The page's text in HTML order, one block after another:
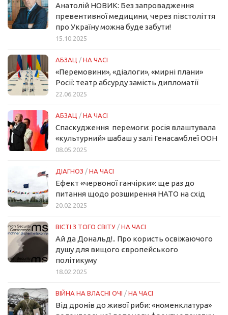
Анатолій НОВИК: Без запровадження
превентивної медицини, через півстоліття
про Україну можна буде забути!
15.10.2025
АБЗАЦ / НА ЧАСІ
«Перемовини», «діалоги», «мирні плани»
Росії: театр абсурду замість дипломатії
22.06.2025
АБЗАЦ / НА ЧАСІ
Спаскудження перемоги: росія влаштувала
«культурний» шабаш у залі Генасамблеї ООН
08.05.2025
ДІАГНОЗ / НА ЧАСІ
Ефект «червоної ганчірки»: ще раз до
питання щодо розширення НАТО на схід
20.02.2025
ВІСТІ З ТОГО СВІТУ / НА ЧАСІ
Ай да Дональд!.. Про користь освіжаючого
душу для вищого європейського
політикуму
18.02.2025
ВІЙНА НА ВЛАСНІ ОЧІ / НА ЧАСІ
Від дронів до живої риби: «номенклатура»